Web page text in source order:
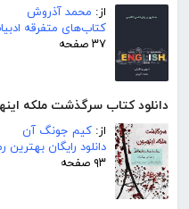
از: محمد آذروش
کتاب‌های متفرقه
۳۷ صفحه
دانلود کتاب سرگذشت ملکه
از: کیم جونگ آن
دانلود رایگان بهترین
۹۳ صفحه